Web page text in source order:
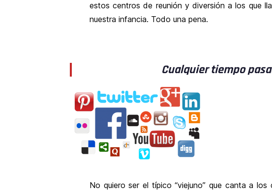
estos centros de reunión y diversión a los que
nuestra infancia. Todo una pena.
Cualquier tiempo
No quiero ser el típico “viejuno” que canta a